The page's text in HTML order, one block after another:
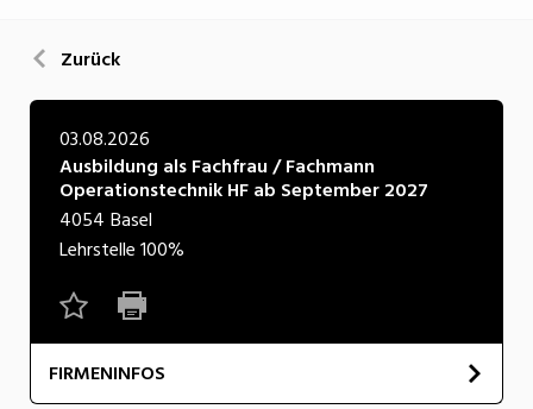
Kultur
Natur
Verkehr/Logistik
Wirtschaft/Verwaltung
Zurück
03.08.2026
Ausbildung als Fachfrau / Fachmann
Operationstechnik HF ab September 2027
4054 Basel
Lehrstelle100%
FIRMENINFOS